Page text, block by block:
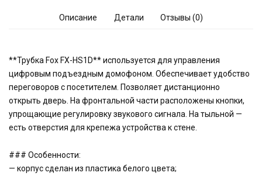
Описание Детали Отзывы (0)
**Трубка Fox FX-HS1D** используется для управления
цифровым подъездным домофоном. Обеспечивает удобство
переговоров с посетителем. Позволяет дистанционно
открыть дверь. На фронтальной части расположены кнопки,
упрощающие регулировку звукового сигнала. На тыльной —
есть отверстия для крепежа устройства к стене.
### Особенности:
— корпус сделан из пластика белого цвета;